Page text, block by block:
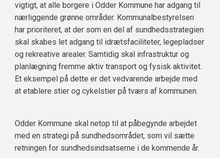
vigtigt, at alle borgere i Odder Kommune har adgang til
nærliggende grønne områder. Kommunalbestyrelsen
har prioriteret, at der som en del af sundhedsstrategien
skal skabes let adgang til idrætsfaciliteter, legepladser
og rekreative arealer. Samtidig skal infrastruktur og
planlægning fremme aktiv transport og fysisk aktivitet.
Et eksempel på dette er det vedvarende arbejde med
at etablere stier og cykelstier på tværs af kommunen.
Odder Kommune skal netop til at påbegynde arbejdet
med en strategi på sundhedsområdet, som vil sætte
retningen for sundhedsindsatserne i de kommende år.